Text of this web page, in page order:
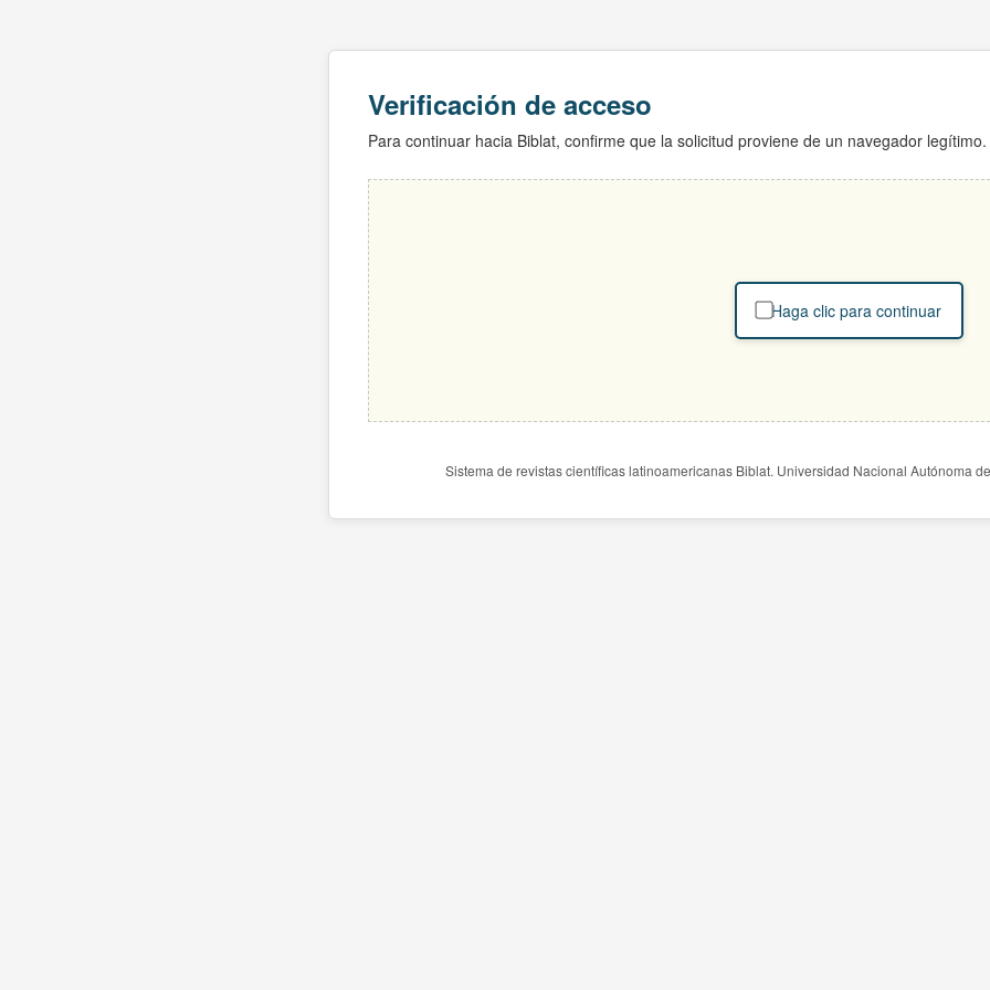
Verificación de acceso
Para continuar hacia Biblat, confirme que la solicitud proviene de un navegador legítimo.
Haga clic para continuar
Sistema de revistas científicas latinoamericanas Biblat. Universidad Nacional Autónoma